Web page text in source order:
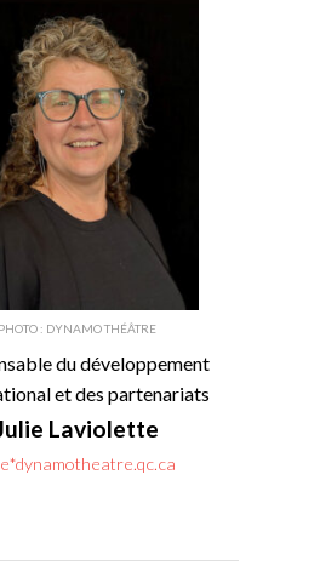
PHOTO : DYNAMO THÉÂTRE
du développement
et des partenariats
Laviolette